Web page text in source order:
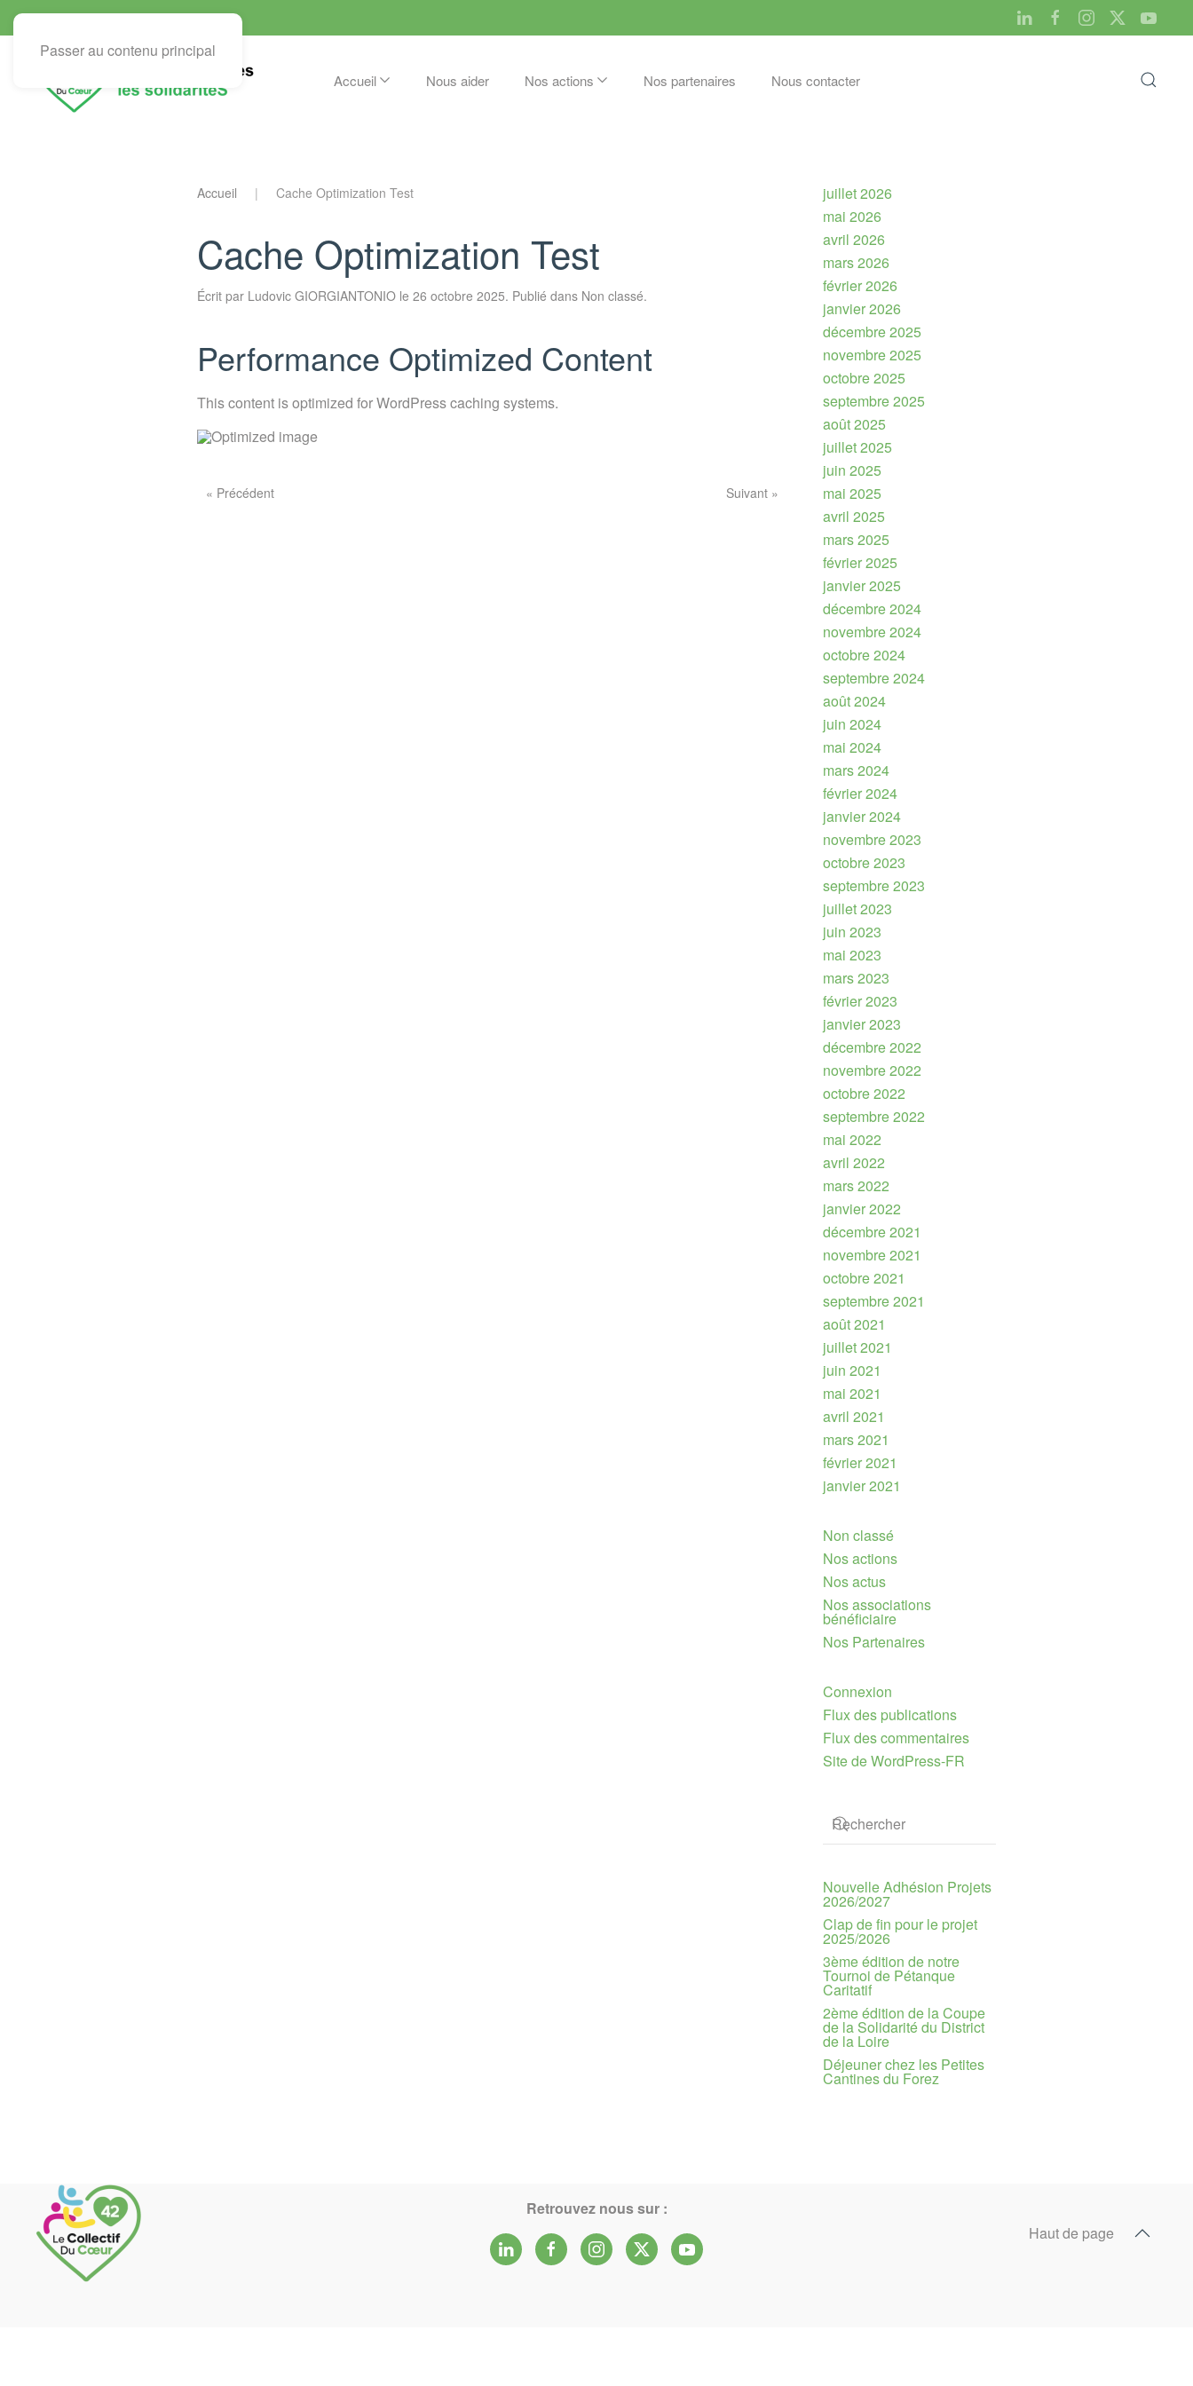
Passer au contenu principal
Accueil Nous aider Nos actions Nos partenaires Nous contacter
Accueil Cache Optimization Test
Cache Optimization Test
Écrit par Ludovic GIORGIANTONIO le 26 octobre 2025. Publié dans Non classé.
Performance Optimized Content
This content is optimized for WordPress caching systems.
« Précédent Suivant »
juillet 2026
mai 2026
avril 2026
mars 2026
février 2026
janvier 2026
décembre 2025
novembre 2025
octobre 2025
septembre 2025
août 2025
juillet 2025
juin 2025
mai 2025
avril 2025
mars 2025
février 2025
janvier 2025
décembre 2024
novembre 2024
octobre 2024
septembre 2024
août 2024
juin 2024
mai 2024
mars 2024
février 2024
janvier 2024
novembre 2023
octobre 2023
septembre 2023
juillet 2023
juin 2023
mai 2023
mars 2023
février 2023
janvier 2023
décembre 2022
novembre 2022
octobre 2022
septembre 2022
mai 2022
avril 2022
mars 2022
janvier 2022
décembre 2021
novembre 2021
octobre 2021
septembre 2021
août 2021
juillet 2021
juin 2021
mai 2021
avril 2021
mars 2021
février 2021
janvier 2021
Non classé
Nos actions
Nos actus
Nos associations
bénéficiaire
Nos Partenaires
Connexion
Flux des publications
Flux des commentaires
Site de WordPress-FR
Nouvelle Adhésion Projets
2026/2027
Clap de fin pour le projet
2025/2026
3ème édition de notre
Tournoi de Pétanque
Caritatif
2ème édition de la Coupe
de la Solidarité du District
de la Loire
Déjeuner chez les Petites
Cantines du Forez
Retrouvez nous sur :
Haut de page